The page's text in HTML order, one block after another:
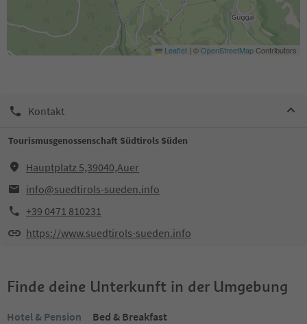
Leaflet | ©OpenStreetMapContributors
Kontakt
Tourismusgenossenschaft Südtirols Süden
Hauptplatz 5,39040,Auer
info@suedtirols-sueden.info
+39 0471 810231
https://www.suedtirols-sueden.info
Finde deine Unterkunft in der Umgebung
Hotel & Pension
Bed & Breakfast